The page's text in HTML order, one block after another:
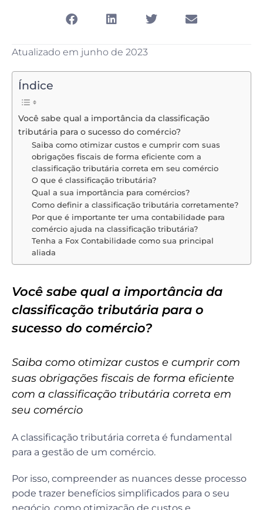
Atualizado em junho de 2023
Índice
Você sabe qual a importância da classificação
tributária para o sucesso do comércio?
Saiba como otimizar custos e cumprir com suas
obrigações fiscais de forma eficiente com a
classificação tributária correta em seu comércio
O que é classificação tributária?
Qual a sua importância para comércios?
Como definir a classificação tributária corretamente?
Por que é importante ter uma contabilidade para
comércio ajuda na classificação tributária?
Tenha a Fox Contabilidade como sua principal
aliada
Você sabe qual a importância da
classificação tributária para o
sucesso do comércio?
Saiba como otimizar custos e cumprir com
suas obrigações fiscais de forma eficiente
com a classificação tributária correta em
seu comércio
A classificação tributária correta é fundamental
para a gestão de um comércio.
Por isso, compreender as nuances desse processo
pode trazer benefícios simplificados para o seu